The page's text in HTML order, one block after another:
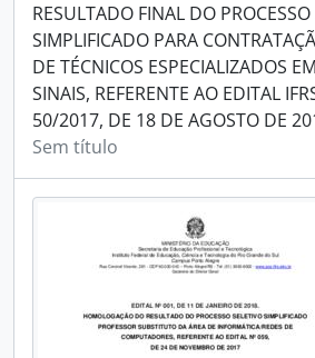
RESULTADO FINAL DO PROCESSO
SIMPLIFICADO PARA
DE TÉCNICOS ESPECIALIZADOS
SINAIS, REFERENTE AO EDITAL
50/2017, DE 18 DE AGOSTO DE
Sem título